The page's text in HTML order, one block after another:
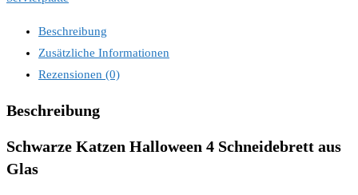
Beschreibung
Zusätzliche Informationen
Rezensionen (0)
Beschreibung
Schwarze Katzen Halloween 4 Schneidebrett aus
Glas